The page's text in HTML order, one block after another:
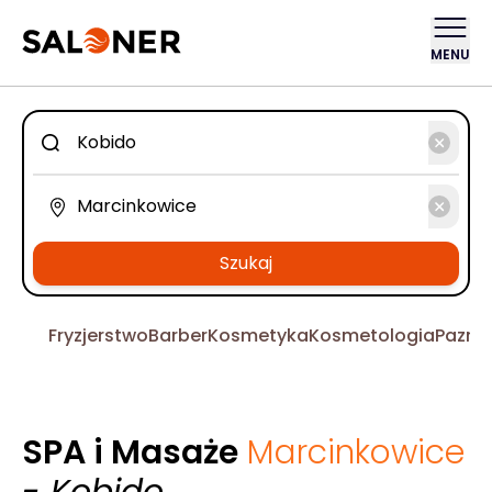
MENU
Szukaj
FryzjerstwoBarberKosmetykaKosmetologia
SPA i Masaże Marcinkowice